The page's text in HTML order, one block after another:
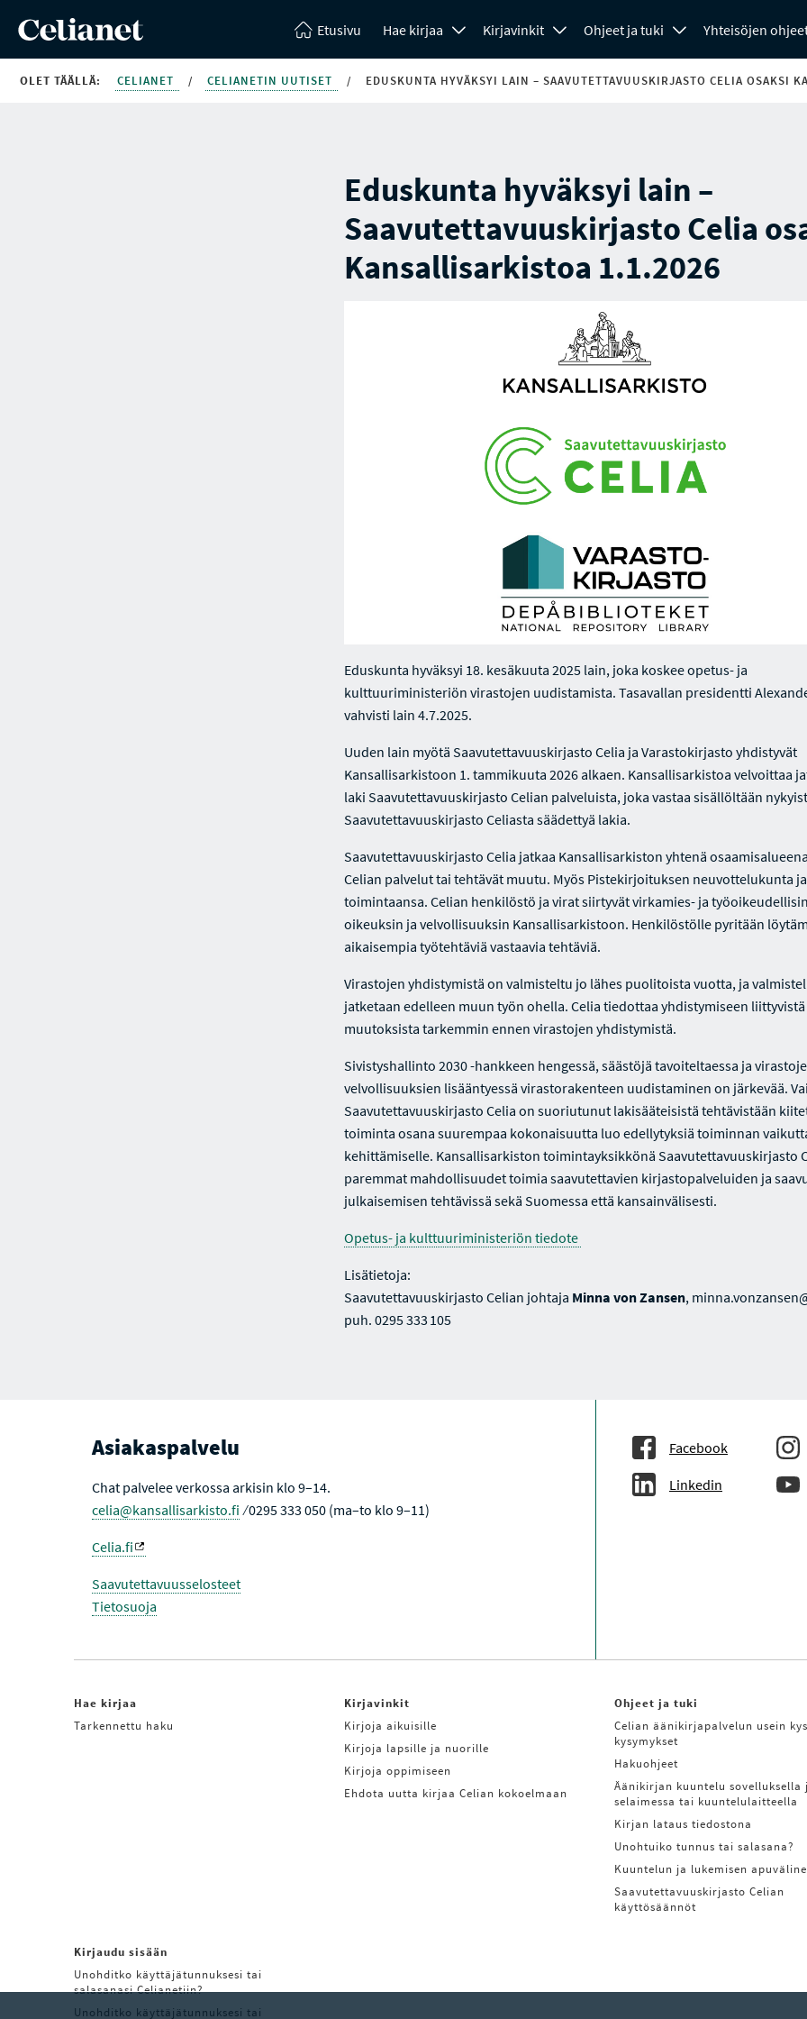
Etusivu Hae kirjaa Kirjavinkit Ohjeet ja tuki Yhteisöjen
OLET TÄÄLLÄ: CELIANET / CELIANETIN UUTISET / EDUSKUNTA HYVÄKSYI LAIN – SAAVUTETTAVUUSKIRJASTO CELIA OSAKSI
Eduskunta hyväksyi lain –
Saavutettavuuskirjasto Celia
Kansallisarkistoa 1.1.2026
Eduskunta hyväksyi 18. kesäkuuta 2025 lain, joka koskee opetus- ja
kulttuuriministeriön virastojen uudistamista. Tasavallan presidentti
vahvisti lain 4.7.2025.
Uuden lain myötä Saavutettavuuskirjasto Celia ja Varastokirjasto yhdistyvät
Kansallisarkistoon 1. tammikuuta 2026 alkaen. Kansallisarkistoa velvoittaa
laki Saavutettavuuskirjasto Celian palveluista, joka vastaa sisällöltään
Saavutettavuuskirjasto Celiasta säädettyä lakia.
Saavutettavuuskirjasto Celia jatkaa Kansallisarkiston yhtenä
Celian palvelut tai tehtävät muutu. Myös Pistekirjoituksen neuvottelukunta
toimintaansa. Celian henkilöstö ja virat siirtyvät virkamies- ja työoikeudellisin
oikeuksin ja velvollisuuksin Kansallisarkistoon. Henkilöstölle pyritään
aikaisempia työtehtäviä vastaavia tehtäviä.
Virastojen yhdistymistä on valmisteltu jo lähes puolitoista vuotta, ja
jatketaan edelleen muun työn ohella. Celia tiedottaa yhdistymiseen liittyvistä
muutoksista tarkemmin ennen virastojen yhdistymistä.
Sivistyshallinto 2030 -hankkeen hengessä, säästöjä tavoiteltaessa ja
velvollisuuksien lisääntyessä virastorakenteen uudistaminen on järkevää.
Saavutettavuuskirjasto Celia on suoriutunut lakisääteisistä tehtävistään
toiminta osana suurempaa kokonaisuutta luo edellytyksiä toiminnan
kehittämiselle. Kansallisarkiston toimintayksikkönä Saavutettavuuskirjasto
paremmat mahdollisuudet toimia saavutettavien kirjastopalveluiden ja
julkaisemisen tehtävissä sekä Suomessa että kansainvälisesti.
Opetus- ja kulttuuriministeriön tiedote
Lisätietoja:
Saavutettavuuskirjasto Celian johtaja Minna von Zansen,
puh. 0295 333 105
Asiakaspalvelu
Chat palvelee verkossa arkisin klo 9–14.
celia@kansallisarkisto.fi ⁄ 0295 333 050 (ma–to klo 9–11)
Celia.fi
Saavutettavuusselosteet
Tietosuoja
Facebook
Linkedin
Hae kirjaa
Tarkennettu haku
Kirjavinkit
Kirjoja aikuisille
Kirjoja lapsille ja nuorille
Kirjoja oppimiseen
Ehdota uutta kirjaa Celian kokoelmaan
Ohjeet ja tuki
Celian äänikirjapalvelun usein
kysymykset
Hakuohjeet
Äänikirjan kuuntelu sovelluksella
selaimessa tai kuuntelulaitteella
Kirjan lataus tiedostona
Unohtuiko tunnus tai salasana?
Kuuntelun ja lukemisen
Saavutettavuuskirjasto Celian
käyttösäännöt
Kirjaudu sisään
Unohditko käyttäjätunnuksesi tai
salasanasi Celianetiin?
Unohditko käyttäjätunnuksesi tai